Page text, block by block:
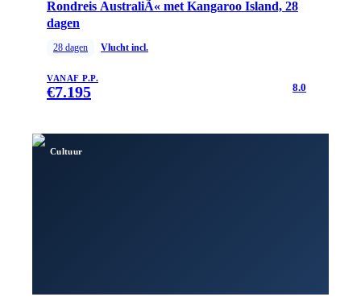
Rondreis AustraliÃ« met Kangaroo Island, 28
dagen
28 dagen Vlucht incl.
VANAF P.P.
€7.195 8.0
Cultuur